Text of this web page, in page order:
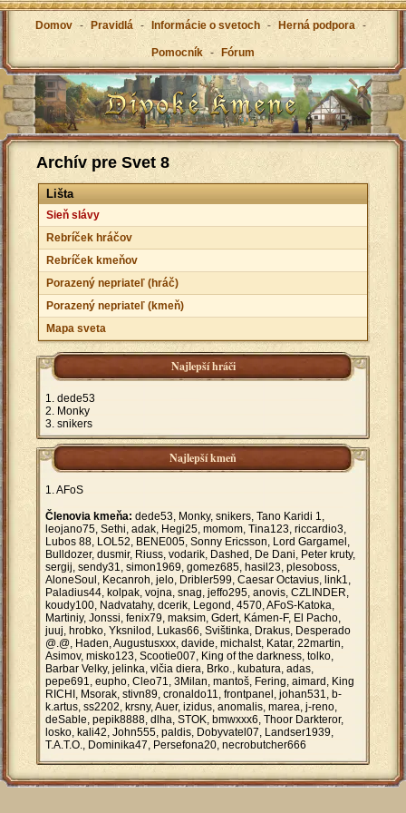
Domov - Pravidlá - Informácie o svetoch - Herná podpora -
Pomocník - Fórum
Archív pre Svet 8
Lišta
Sieň slávy
Rebríček hráčov
Rebríček kmeňov
Porazený nepriateľ (hráč)
Porazený nepriateľ (kmeň)
Mapa sveta
Najlepší hráči
dede53
Monky
snikers
Najlepší kmeň
AFoS
Členovia kmeňa: dede53, Monky, snikers, Tano Karidi 1,
leojano75, Sethi, adak, Hegi25, momom, Tina123, riccardio3,
Lubos 88, LOL52, BENE005, Sonny Ericsson, Lord Gargamel,
Bulldozer, dusmir, Riuss, vodarik, Dashed, De Dani, Peter kruty,
sergij, sendy31, simon1969, gomez685, hasil23, plesoboss,
AloneSoul, Kecanroh, jelo, Dribler599, Caesar Octavius, link1,
Paladius44, kolpak, vojna, snag, jeffo295, anovis, CZLINDER,
koudy100, Nadvatahy, dcerik, Legond, 4570, AFoS-Katoka,
Martiniy, Jonssi, fenix79, maksim, Gdert, Kámen-F, El Pacho,
juuj, hrobko, Yksnilod, Lukas66, Svištinka, Drakus, Desperado
@.@, Haden, Augustusxxx, davide, michalst, Katar, 22martin,
Asimov, misko123, Scootie007, King of the darkness, tolko,
Barbar Velky, jelinka, vlčia diera, Brko., kubatura, adas,
pepe691, eupho, Cleo71, 3Milan, mantoš, Fering, aimard, King
RICHI, Msorak, stivn89, cronaldo11, frontpanel, johan531, b-
k.artus, ss2202, krsny, Auer, izidus, anomalis, marea, j-reno,
deSable, pepik8888, dlha, STOK, bmwxxx6, Thoor Darkteror,
losko, kali42, John555, paldis, Dobyvatel07, Landser1939,
T.A.T.O., Dominika47, Persefona20, necrobutcher666